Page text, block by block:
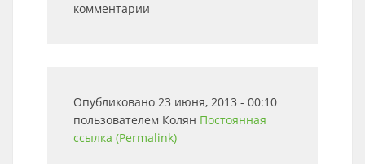
комментарии
Опубликовано 23 июня, 2013 - 00:10
пользователем Колян Постоянная
ссылка (Permalink)